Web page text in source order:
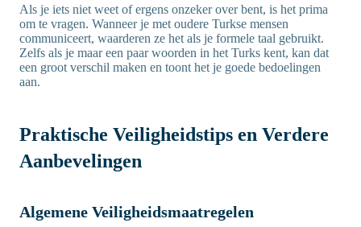
Als je iets niet weet of ergens onzeker over bent, is het prima
om te vragen. Wanneer je met oudere Turkse mensen
communiceert, waarderen ze het als je formele taal gebruikt.
Zelfs als je maar een paar woorden in het Turks kent, kan dat
een groot verschil maken en toont het je goede bedoelingen
aan.
Praktische Veiligheidstips en Verdere
Aanbevelingen
Algemene Veiligheidsmaatregelen